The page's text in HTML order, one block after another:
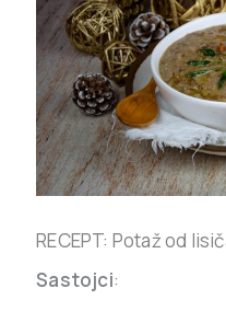
RECEPT: Potaž od
Sastojci: